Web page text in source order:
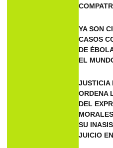
YA SON
CASOS
DE
EL
JUSTICIA
ORDENA
DEL
SU
JUICIO